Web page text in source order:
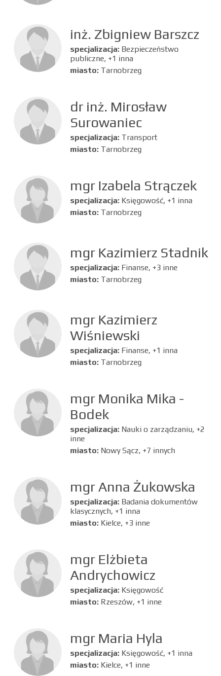
inż. Zbigniew Barszcz
specjalizacja: Bezpieczeństwo
publiczne, +1 inna
miasto: Tarnobrzeg
dr inż. Mirosław
Surowaniec
specjalizacja: Transport
miasto: Tarnobrzeg
mgr Izabela Strączek
specjalizacja: Księgowość, +1 inna
miasto: Tarnobrzeg
mgr Kazimierz Stadnik
specjalizacja: Finanse, +3 inne
miasto: Tarnobrzeg
mgr Kazimierz
Wiśniewski
specjalizacja: Finanse, +1 inna
miasto: Tarnobrzeg
mgr Monika Mika -
Bodek
specjalizacja: Nauki o zarządzaniu, +2
inne
miasto: Nowy Sącz, +7 innych
mgr Anna Żukowska
specjalizacja: Badania dokumentów
klasycznych, +1 inna
miasto: Kielce, +3 inne
mgr Elżbieta
Andrychowicz
specjalizacja: Księgowość
miasto: Rzeszów, +1 inne
mgr Maria Hyla
specjalizacja: Księgowość, +1 inna
miasto: Kielce, +1 inne